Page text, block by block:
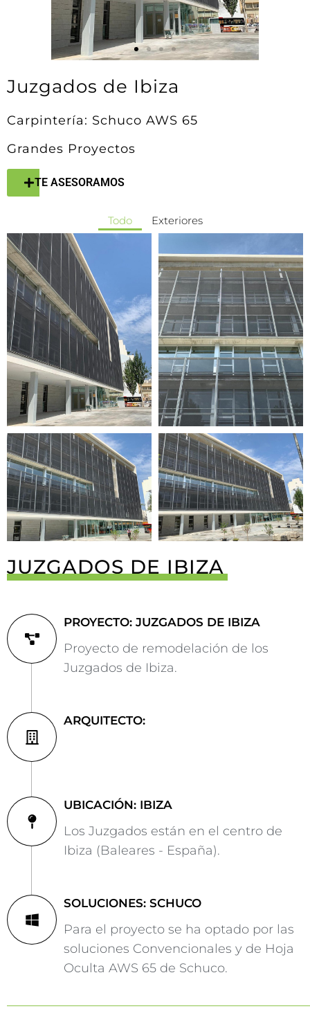
Juzgados de Ibiza
Carpintería: Schuco AWS 65
Grandes Proyectos
TE ASESORAMOS
Todo Exteriores
JUZGADOS DE IBIZA
PROYECTO: JUZGADOS DE IBIZA
Proyecto de remodelación de los
Juzgados de Ibiza.
ARQUITECTO:
UBICACIÓN: IBIZA
Los Juzgados están en el centro de
Ibiza (Baleares - España).
SOLUCIONES: SCHUCO
Para el proyecto se ha optado por las
soluciones Convencionales y de Hoja
Oculta AWS 65 de Schuco.